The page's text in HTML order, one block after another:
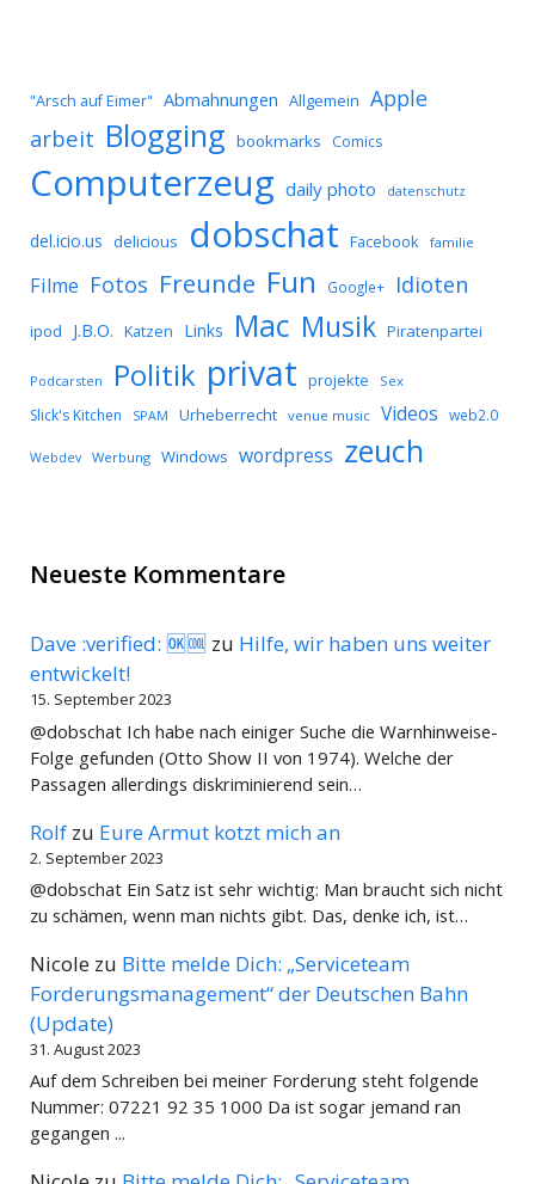
"Arsch auf Eimer" Abmahnungen Allgemein Apple
arbeit Blogging bookmarks Comics
Computerzeug daily photo datenschutz
del.icio.us delicious dobschat Facebook familie
Filme Fotos Freunde Fun Google+ Idioten
ipod J.B.O. Katzen Links Mac Musik Piratenpartei
Podcarsten Politik privat projekte Sex
Slick's Kitchen SPAM Urheberrecht venue music Videos web2.0
Webdev Werbung Windows wordpress zeuch
Neueste Kommentare
Dave :verified: 🆗🆒 zu Hilfe, wir haben uns weiter
entwickelt!
15. September 2023
@dobschat Ich habe nach einiger Suche die Warnhinweise-
Folge gefunden (Otto Show II von 1974). Welche der
Passagen allerdings diskriminierend sein…
Rolf zu Eure Armut kotzt mich an
2. September 2023
@dobschat Ein Satz ist sehr wichtig: Man braucht sich nicht
zu schämen, wenn man nichts gibt. Das, denke ich, ist…
Nicole zu Bitte melde Dich: „Serviceteam
Forderungsmanagement“ der Deutschen Bahn
(Update)
31. August 2023
Auf dem Schreiben bei meiner Forderung steht folgende
Nummer: 07221 92 35 1000 Da ist sogar jemand ran
gegangen ...